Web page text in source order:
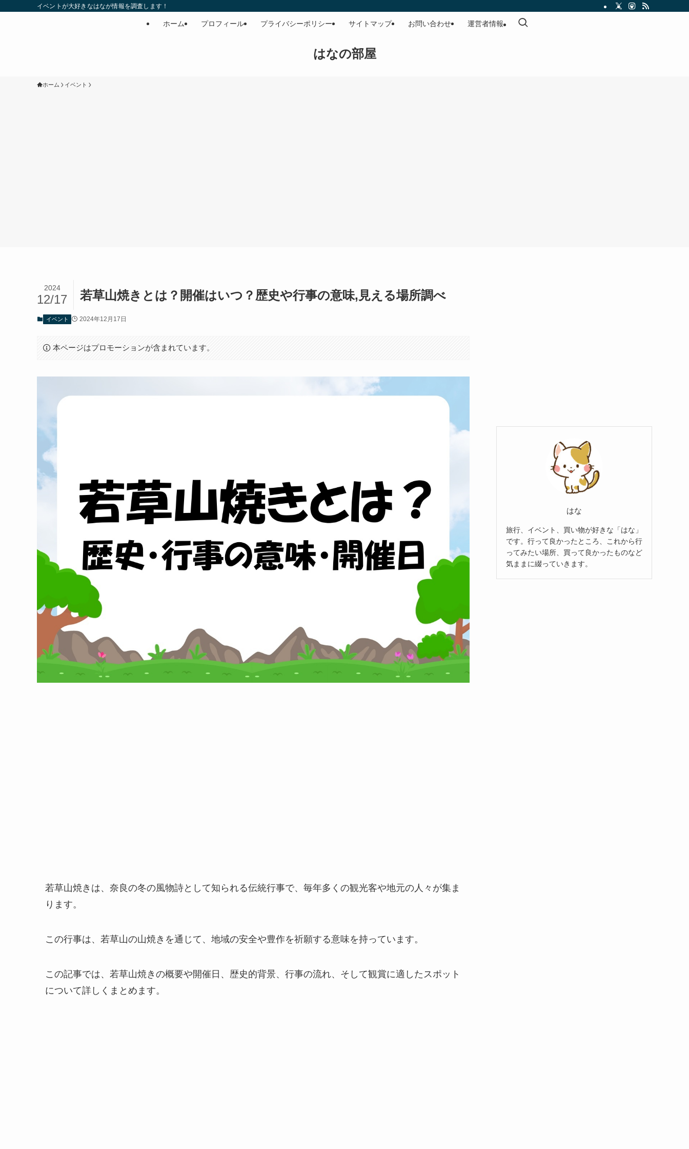
イベントが大好きなはなが情報を調査します！
はなの部屋
ホーム プロフィール プライバシーポリシー サイトマップ お問い合わせ 運営者情報
ホーム イベント
若草山焼きとは？開催はいつ？歴史や行事の意味,見える場所調べ
2024
12/17
イベント 2024年12月17日
本ページはプロモーションが含まれています。
若草山焼きは、奈良の冬の風物詩として知られる伝統行事で、毎年多くの観光客や地元の人々が集ま
ります。
この行事は、若草山の山焼きを通じて、地域の安全や豊作を祈願する意味を持っています。
この記事では、若草山焼きの概要や開催日、歴史的背景、行事の流れ、そして観賞に適したスポット
について詳しくまとめます。
はな
旅行、イベント、買い物が好きな「はな」
です。行って良かったところ、これから行
ってみたい場所、買って良かったものなど
気ままに綴っていきます。